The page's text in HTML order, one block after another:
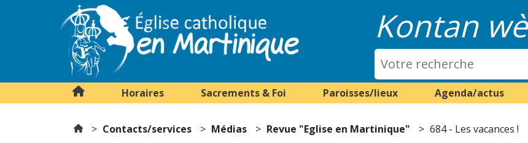
Kontan
Horaires Sacrements & Foi Paroisses/lieux Agenda/actus
Contacts/services Médias Revue "Eglise en Martinique" 684 - Les vacances !